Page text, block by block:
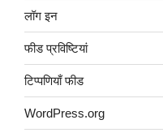
लॉग इन
फीड प्रविष्टियां
टिप्पणियाँ फीड
WordPress.org